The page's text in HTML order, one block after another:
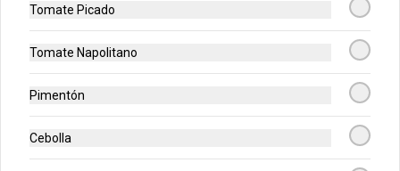
Domicilios gratis por pedidos iguales o superiores a
Login
Tomate Picado
Tomate Napolitano
Pimentón
Cebolla